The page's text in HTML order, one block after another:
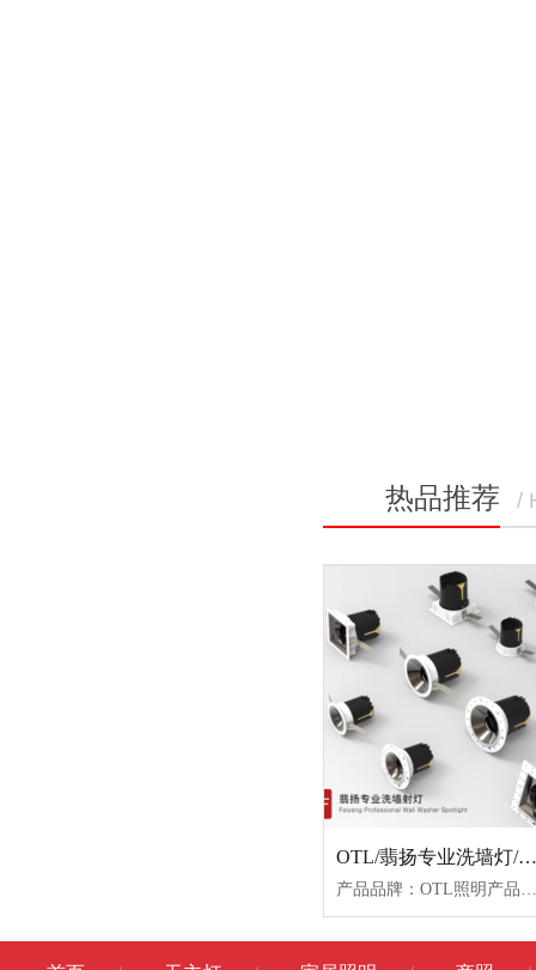
热品推荐 /
OTL/翡扬专业洗墙灯/OTL-WF-S9-7W-C
产品品牌：OTL照明产品名称：翡扬专业洗墙灯产品型号：OTL-WF-S9-7W-C色温：3000K/3500K/4000K颜色：钛空灰+米白